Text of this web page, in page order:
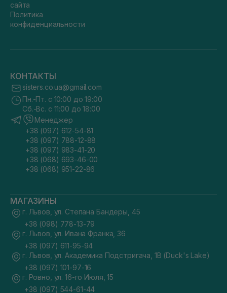
сайта
Политика
конфиденциальности
КОНТАКТЫ
sisters.co.ua@gmail.com
Пн.-Пт. с 10:00 до 19:00
Сб.-Вс. с 11:00 до 18:00
Менеджер
+38 (097) 612-54-81
+38 (097) 788-12-88
+38 (097) 983-41-20
+38 (068) 693-46-00
+38 (068) 951-22-86
МАГАЗИНЫ
г. Львов, ул. Степана Бандеры, 45
+38 (098) 778-13-79
г. Львов, ул. Ивана Франка, 36
+38 (097) 611-95-94
г. Львов, ул. Академика Подстригача, 1В (Duck's Lake)
+38 (097) 101-97-16
г. Ровно, ул. 16-го Июля, 15
+38 (097) 544-61-44